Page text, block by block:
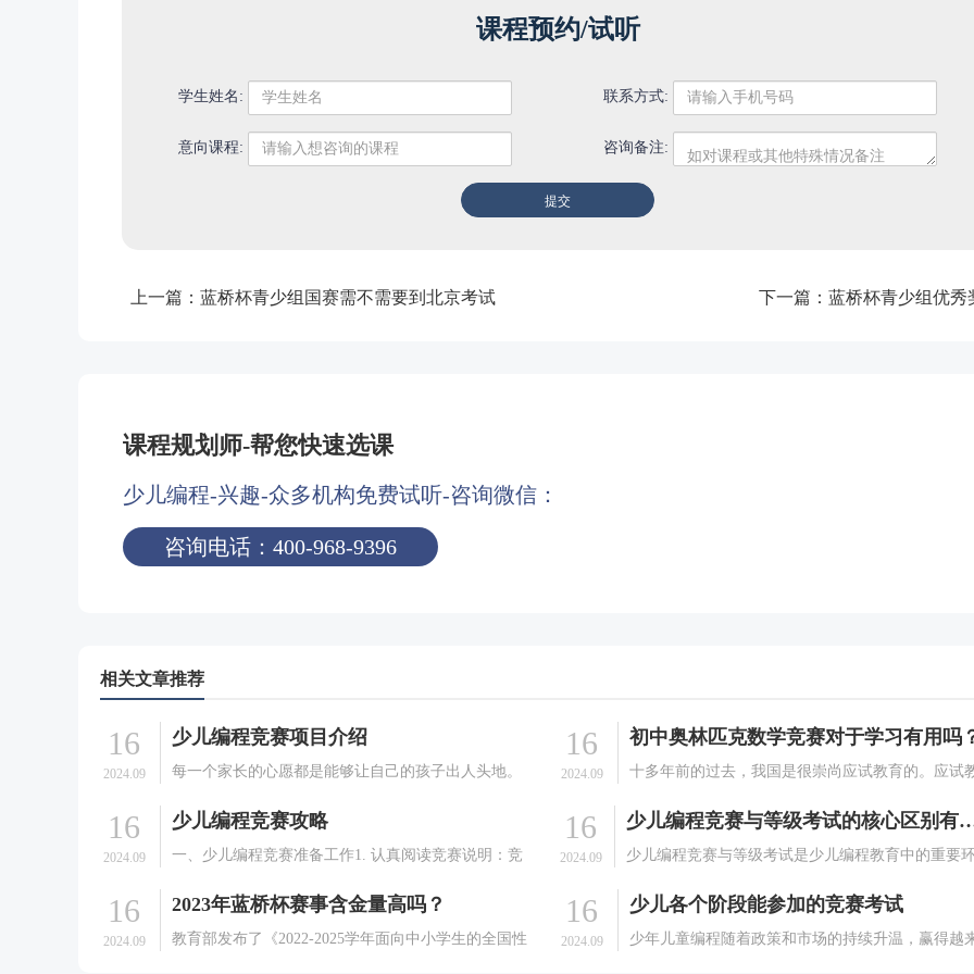
课程预约/试听
学生姓名: 联系方式:
意向课程: 咨询备注:
上一篇：蓝桥杯青少组国赛需不需要到北京考试 下一篇： 蓝桥杯青少组优秀
课程规划师-帮您快速选课
少儿编程-兴趣-众多机构免费试听-咨询微信：
咨询电话：400-968-9396
相关文章推荐
16
2024.09
少儿编程竞赛项目介绍
每一个家长的心愿都是能够让自己的孩子出人头地。
能，很多家长在培养孩子的兴趣的时候，可谓是什么
的比赛，很多家长对.
16
2024.09
初中奥林匹克数学竞赛对于学习有用吗
十多年前的过去，我国是很崇尚应试教育的。应试
很明显：太程式化，容易局限一个人的思维。而优
的，也常常会超出我.
16
2024.09
少儿编程竞赛攻略
一、少儿编程竞赛准备工作1. 认真阅读竞赛说明：竞
等，要认真阅读，以免耽误竞赛。2. 熟悉编程语言：
16
2024.09
少儿编程竞赛与等级考试的核心区
少儿编程竞赛与等级考试是少儿编程教育中的重要
到更多的提升。首先，少儿编程竞赛可以让少儿在
习编程的过程中有.
16
2024.09
2023年蓝桥杯赛事含金量高吗？
教育部发布了《2022-2025学年面向中小学生的全国性
16
2024.09
少儿各个阶段能参加的竞赛考试
少年儿童编程随着政策和市场的持续升温，赢得越